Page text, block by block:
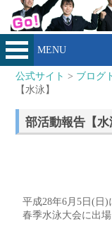
MENU
公式サイト > ブログ
【水泳】
部活動報告【水
平成28年6月5日(日
春季水泳大会に出場